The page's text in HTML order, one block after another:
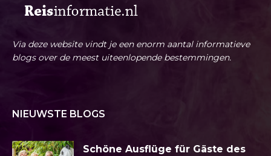
Via deze website vindt je een enorm aantal informatieve
blogs over de meest uiteenlopende bestemmingen.
NIEUWSTE BLOGS
Schöne Ausflüge für Gäste des